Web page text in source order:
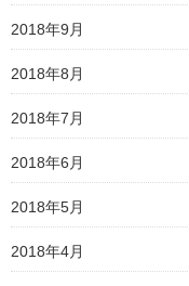
2018年9月
2018年8月
2018年7月
2018年6月
2018年5月
2018年4月